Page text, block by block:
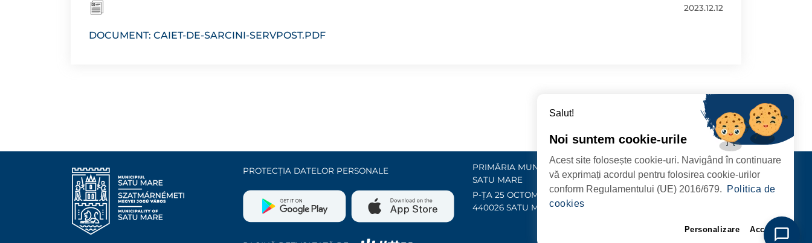
2023.12.12
DOCUMENT: CAIET-DE-SARCINI-SERVPOST.PDF
PROTECȚIA DATELOR PERSONALE
PRIMĂRIA MUNICIPIULUI
SATU MARE
P-ȚA 25 OCTOMBRIE, NR. 1 CORP M,
440026 SATU MARE
Contact
URMĂRIȚI-NE
Salut!
Noi suntem cookie-urile
Acest site folosește cookie-uri. Navigând în continuare
vă exprimați acordul pentru folosirea cookie-urilor
conform Regulamentului (UE) 2016/679.
Politica de
cookies
Personalizare Accept